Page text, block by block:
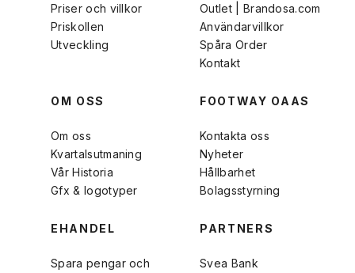
Priser och villkor
Priskollen
Utveckling
Outlet | Brandosa.com
Användarvillkor
Spåra Order
Kontakt
OM OSS
Om oss
Kvartalsutmaning
Vår Historia
Gfx & logotyper
FOOTWAY OAAS
Kontakta oss
Nyheter
Hållbarhet
Bolagsstyrning
EHANDEL
Spara pengar och
PARTNERS
Svea Bank